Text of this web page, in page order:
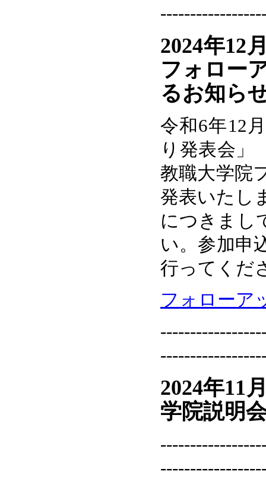
2024年12
フォロー
るお知ら
令和6年12
り発表会」
教職大学院
発表いたし
につきまし
い。参加申
行ってくだ
フォローア
2024年11
学院説明